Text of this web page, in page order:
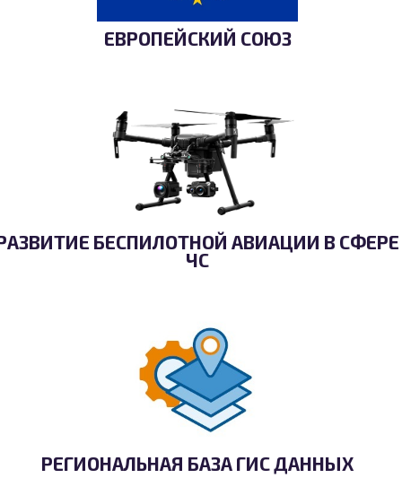
ЕВРОПЕЙСКИЙ СОЮЗ
БЕСПИЛОТНОЙ АВИАЦИИ В СФЕРЕ
ЧС
РЕГИОНАЛЬНАЯ БАЗА ГИС ДАННЫХ